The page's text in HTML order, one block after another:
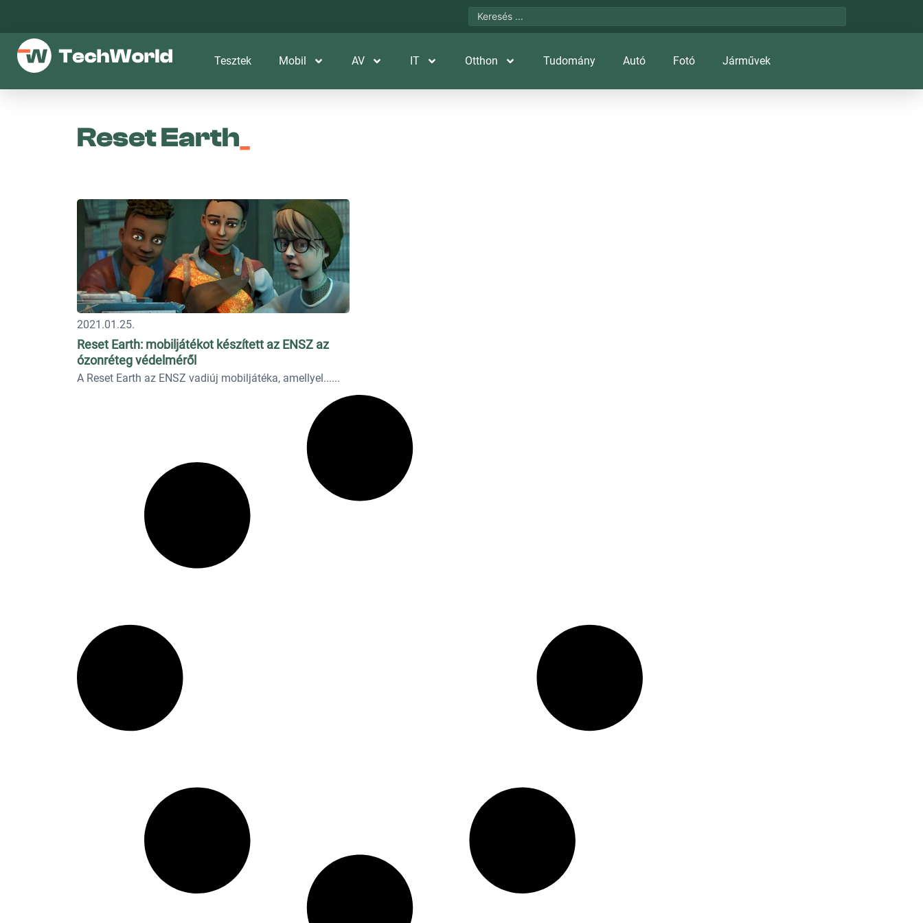
Tesztek Mobil AV IT Otthon Tudomány Autó Fotó Járművek
Reset Earth
2021.01.25.
Reset Earth: mobiljátékot készített az ENSZ az
ózonréteg védelméről
A Reset Earth az ENSZ vadiúj mobiljátéka, amellyel...